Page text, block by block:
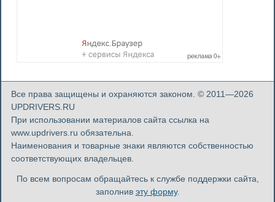
Все права защищены и охраняются законом. © 2011—2026
UPDRIVERS.RU
При использовании материалов сайта ссылка на
www.updrivers.ru обязательна.
Наименования и товарные знаки являются собственностью
соответствующих владельцев.
По всем вопросам обращайтесь к службе поддержки сайта,
заполнив эту форму.